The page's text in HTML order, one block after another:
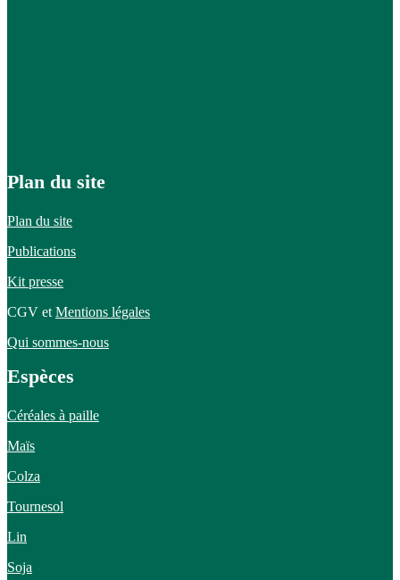
Plan du site
Plan du site
Publications
Kit presse
CGV et Mentions légales
Qui sommes-nous
Espèces
Céréales à paille
Maïs
Colza
Tournesol
Lin
Soja